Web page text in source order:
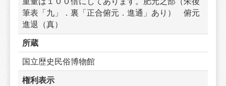
筆表「九」．裏「正合俯元．進通」あり）　俯元
進退（真）
所蔵
国立歴史民俗博物館
権利表示